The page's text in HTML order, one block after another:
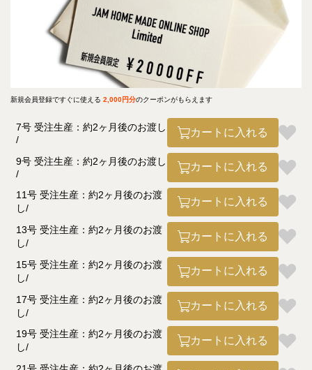
新規会員登録ですぐに使える 2,000円分のクーポンがもらえます
7号 受注生産：約2ヶ月後のお渡し カートに入れる
9号 受注生産：約2ヶ月後のお渡し カートに入れる
11号 受注生産：約2ヶ月後のお渡
し
カートに入れる
13号 受注生産：約2ヶ月後のお渡
し
カートに入れる
15号 受注生産：約2ヶ月後のお渡
し
カートに入れる
17号 受注生産：約2ヶ月後のお渡
し
カートに入れる
19号 受注生産：約2ヶ月後のお渡
し
カートに入れる